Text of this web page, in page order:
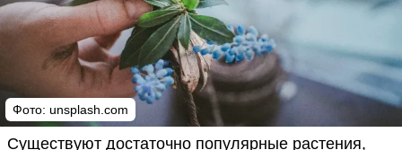
Фото: unsplash.com
Существуют достаточно популярные растения,